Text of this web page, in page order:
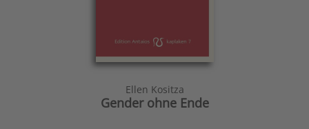
Ellen Kositza
Gender ohne Ende